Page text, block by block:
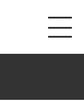
イズ事